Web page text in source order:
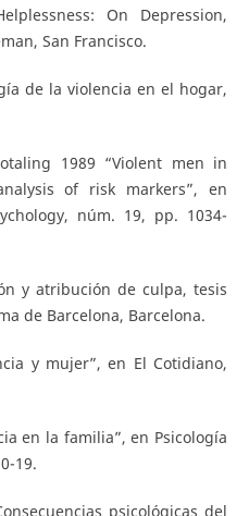
On Depression,
San Francisco.
de la violencia en el hogar,
1989 “Violent men in
of risk markers”, en
núm. 19, pp. 1034-
y atribución de culpa, tesis
de Barcelona, Barcelona.
y mujer”, en El Cotidiano,
en la familia”, en Psicología
19.
psicológicas del